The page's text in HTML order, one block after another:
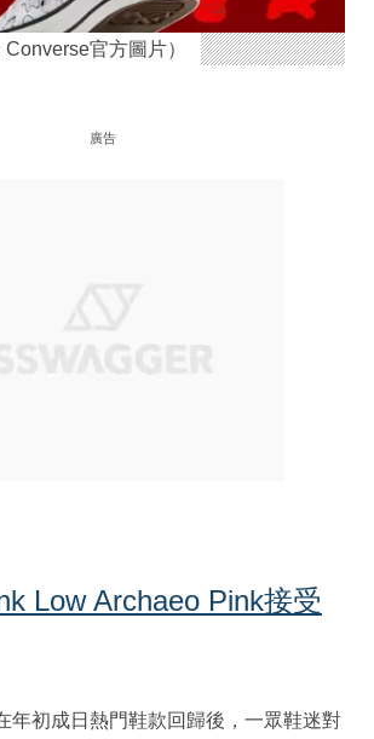
Converse官方圖片）
廣告
Low Archaeo Pink接受
年初成日熱門鞋款回歸後，一眾鞋迷對